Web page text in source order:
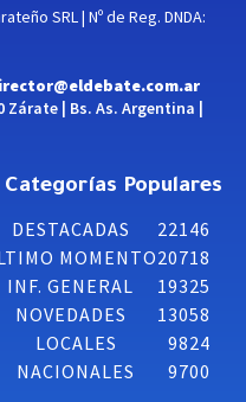
SRL | Nº de Reg. DNDA:
| Bs. As. Argentina |
Categorías Populares
DESTACADAS
22146
MOMENTO20718
INF. GENERAL
19325
NOVEDADES
13058
LOCALES
9824
NACIONALES
9700